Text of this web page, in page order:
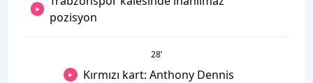
pozisyon
28’
Kırmızı kart: Anthony Dennis